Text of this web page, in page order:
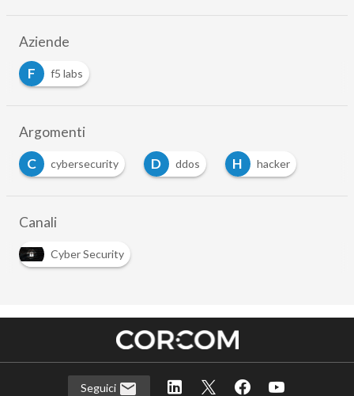
Aziende
F
f5 labs
Argomenti
C
cybersecurity D ddos H hacker
Canali
Cyber Security
Seguici